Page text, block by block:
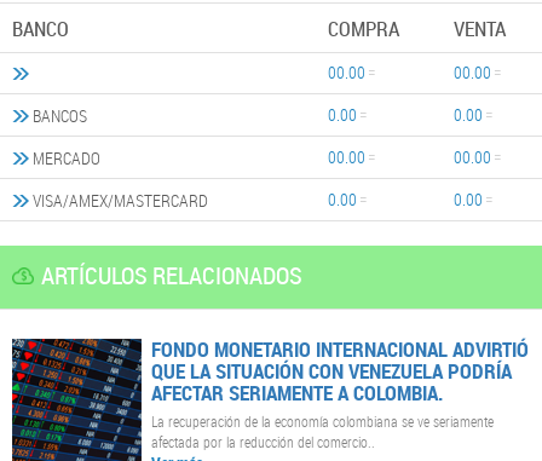
BANCO COMPRA VENTA
00.00
00.00
BANCOS
0.00
0.00
MERCADO
00.00
00.00
VISA/AMEX/MASTERCARD
0.00 0.00
ARTÍCULOS RELACIONADOS
FONDO MONETARIO INTERNACIONAL ADVIRTIÓ
QUE LA SITUACIÓN CON VENEZUELA PODRÍA
AFECTAR SERIAMENTE A COLOMBIA.
La recuperación de la economía colombiana se ve seriamente
afectada por la reducción del comercio..